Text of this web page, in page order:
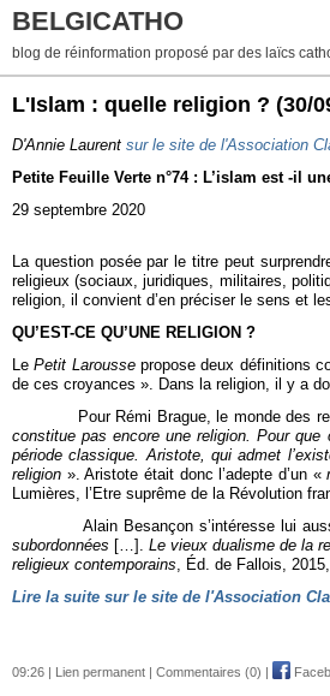
BELGICATHO
blog de réinformation proposé par des laïcs
L'Islam : quelle religion ? (30/
D'Annie Laurent sur le site de l'Association
Petite Feuille Verte n°74 : L’islam est -il
29 septembre 2020
La question posée par le titre peut
religieux (sociaux, juridiques, militaires,
religion, il convient d’en préciser le sens et
QU’EST-CE QU’UNE RELIGION ?
LePetit Laroussepropose deux définitions
de ces croyances ». Dans la religion, il y a
Pour Rémi Brague, le monde des
constitue pas encore une religion. Pour
période classique. Aristote, qui admet
religion ». Aristote était donc l’adepte d’un «
Lumières, l’Etre suprême de la Révolution
Alain Besançon s’intéresse lui aussi
subordonnées […].Le vieux dualisme de la
religieux contemporains, Éd. de Fallois,
Lire la suite sur le site de l'Association
09:26 | Lien permanent | Commentaires (0) |